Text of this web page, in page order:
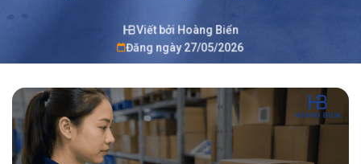
Viết bởi Hoàng Biển
Đăng ngày 27/05/2026